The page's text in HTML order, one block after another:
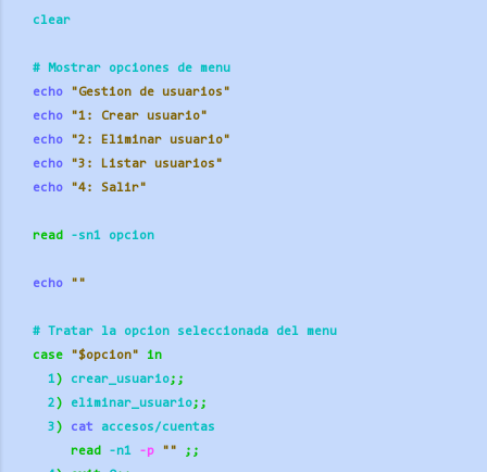
clear
# Mostrar opciones de menu
echo
"Gestion de usuarios"
echo
"1: Crear usuario"
echo
"2: Eliminar usuario"
echo
"3: Listar usuarios"
echo
"4: Salir"
read -sn1 opcion
echo ""
# Tratar la opcion seleccionada del menu
case
"$opcion"
in
1) crear_usuario;;
2 ) eliminar_usuario;;
3 ) cat accesos/cuentas
read
-n1 -p ""
;;